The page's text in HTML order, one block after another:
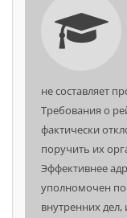
3.Создать
жителей
шуму с
проверкой на
принятых мерах.
не составляет
Требования о
фактически
поручить их
Эффективнее
уполномочен
внутренних